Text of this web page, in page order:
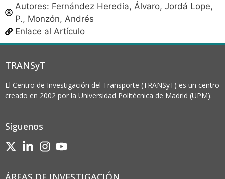
Autores: Fernández Heredia, Álvaro, Jordá Lope,
P., Monzón, Andrés
Enlace al Artículo
TRANSyT
El Centro de Investigación del Transporte (TRANSyT) es un centro
creado en 2002 por la Universidad Politécnica de Madrid (UPM).
Síguenos